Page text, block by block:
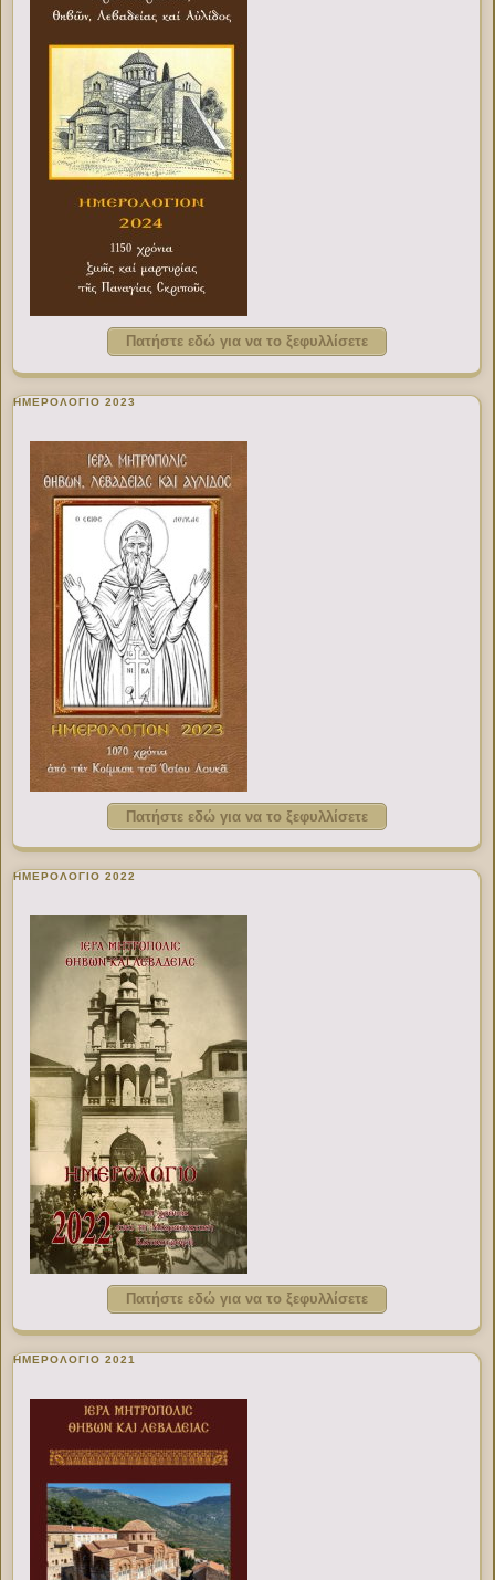
Πατήστε εδώ για να το ξεφυλλίσετε
ΗΜΕΡΟΛΟΓΙΟ 2023
Πατήστε εδώ για να το ξεφυλλίσετε
ΗΜΕΡΟΛΟΓΙΟ 2022
Πατήστε εδώ για να το ξεφυλλίσετε
ΗΜΕΡΟΛΟΓΙΟ 2021